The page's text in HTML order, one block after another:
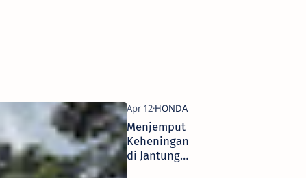
Menjemput
Keheningan
di Jantung